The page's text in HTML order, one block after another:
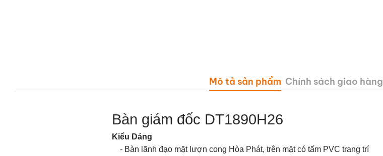
Mô tả sản phẩm Chính sách giao hàng
Bàn giám đốc DT1890H26
Kiểu Dáng
- Bàn lãnh đạo mặt lượn cong Hòa Phát, trên mặt có tấm PVC trang trí